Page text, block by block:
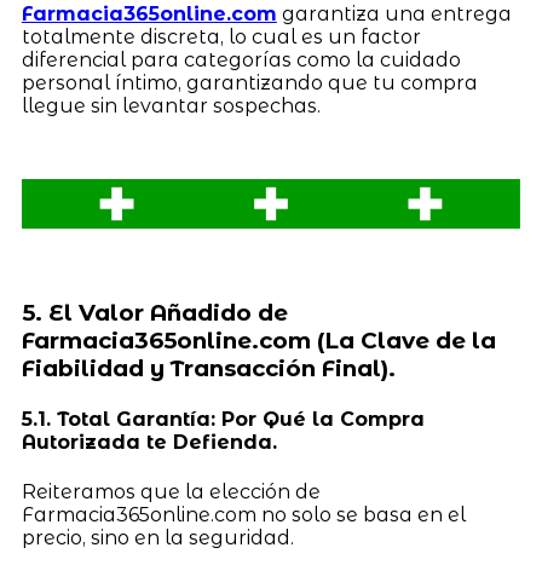
Farmacia365online.com garantiza una entrega
totalmente discreta, lo cual es un factor
diferencial para categorías como la cuidado
personal íntimo, garantizando que tu compra
llegue sin levantar sospechas.
5. El Valor Añadido de
Farmacia365online.com (La Clave de la
Fiabilidad y Transacción Final).
5.1. Total Garantía: Por Qué la Compra
Autorizada te Defienda.
Reiteramos que la elección de
Farmacia365online.com no solo se basa en el
precio, sino en la seguridad.